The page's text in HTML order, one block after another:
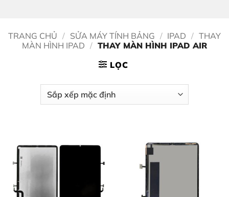
TRANG CHỦ / SỬA MÁY TÍNH BẢNG / IPAD / THAY
MÀN HÌNH IPAD / THAY MÀN HÌNH IPAD AIR
LỌC